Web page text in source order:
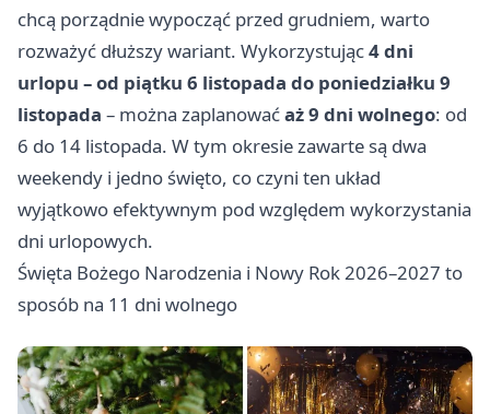
chcą porządnie wypocząć przed grudniem, warto
rozważyć dłuższy wariant. Wykorzystując4 dni
urlopu – od piątku 6 listopada do poniedziałku 9
listopada – można zaplanowaćaż 9 dni wolnego: od
6 do 14 listopada. W tym okresie zawarte są dwa
weekendy i jedno święto, co czyni ten układ
wyjątkowo efektywnym pod względem wykorzystania
dni urlopowych.
Święta Bożego Narodzenia i Nowy Rok 2026–2027 to
sposób na 11 dni wolnego